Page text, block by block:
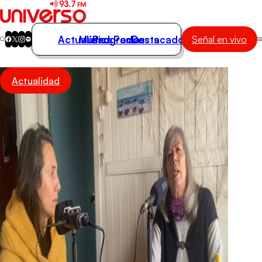
Actualidad
Música
Programas
Podcasts
Destacados
Actualidad
Música
Programas
Podcasts
Destacados Señal en vivo
Actualidad